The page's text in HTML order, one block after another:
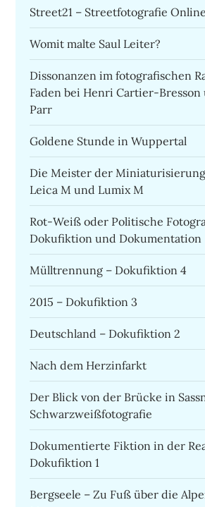
Street21 – Streetfotografie
Womit malte Saul Leiter?
Dissonanzen im fotografischen
Faden bei Henri Cartier-
Parr
Goldene Stunde in Wuppertal
Die Meister der
Leica M und Lumix M
Rot-Weiß oder Politische
Dokufiktion und Dokumentation
Mülltrennung – Dokufiktion 4
2015 – Dokufiktion 3
Deutschland – Dokufiktion 2
Nach dem Herzinfarkt
Der Blick von der Brücke in
Schwarzweißfotografie
Dokumentierte Fiktion in der
Dokufiktion 1
Bergseele – Zu Fuß über die